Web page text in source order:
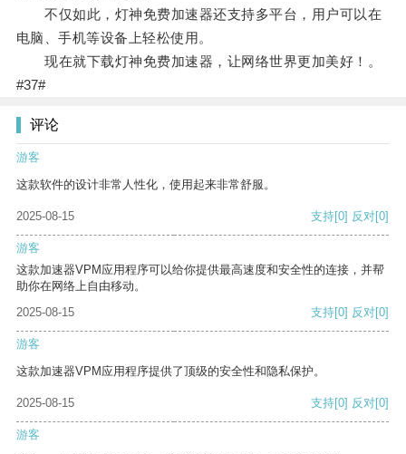
不仅如此，灯神免费加速器还支持多平台，用户可以在
电脑、手机等设备上轻松使用。
现在就下载灯神免费加速器，让网络世界更加美好！。
#37#
评论
游客
这款软件的设计非常人性化，使用起来非常舒服。
2025-08-15 支持[0] 反对[0]
游客
这款加速器VPM应用程序可以给你提供最高速度和安全性的连接，并帮
助你在网络上自由移动。
2025-08-15
支持[0] 反对[0]
游客
这款加速器VPM应用程序提供了顶级的安全性和隐私保护。
2025-08-15 支持[0] 反对[0]
游客